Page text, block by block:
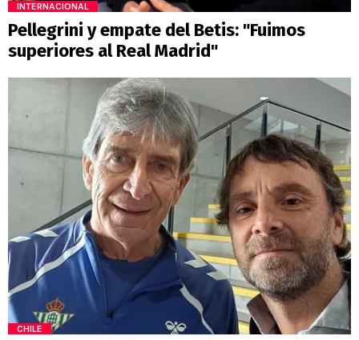
INTERNACIONAL
Pellegrini y empate del Betis: "Fuimos
superiores al Real Madrid"
CHILE